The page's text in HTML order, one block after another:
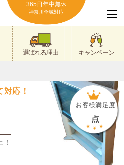
365日年中無休
神奈川全域対応
選ばれる理由 キャンペーン
対応！
！
お客様満足度
点